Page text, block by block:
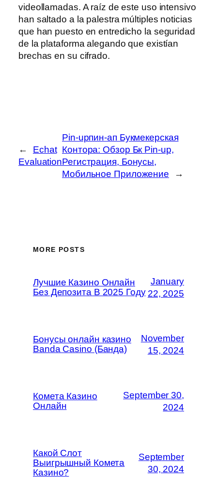
videollamadas. A raíz de este uso intensivo
han saltado a la palestra múltiples noticias
que han puesto en entredicho la seguridad
de la plataforma alegando que existían
brechas en su cifrado.
←
Echat
Evaluation
Pin-upпин-ап Букмекерская
Контора: Обзор Бк Pin-up,
Регистрация, Бонусы,
Мобильное Приложение
→
MORE POSTS
Лучшие Казино Онлайн
Без Депозита В 2025 Году
January
22, 2025
Бонусы онлайн казино
Banda Casino (Банда)
November
15, 2024
Комета Казино
Онлайн
September 30,
2024
Какой Слот
Выигрышный Комета
Казино?
September
30, 2024